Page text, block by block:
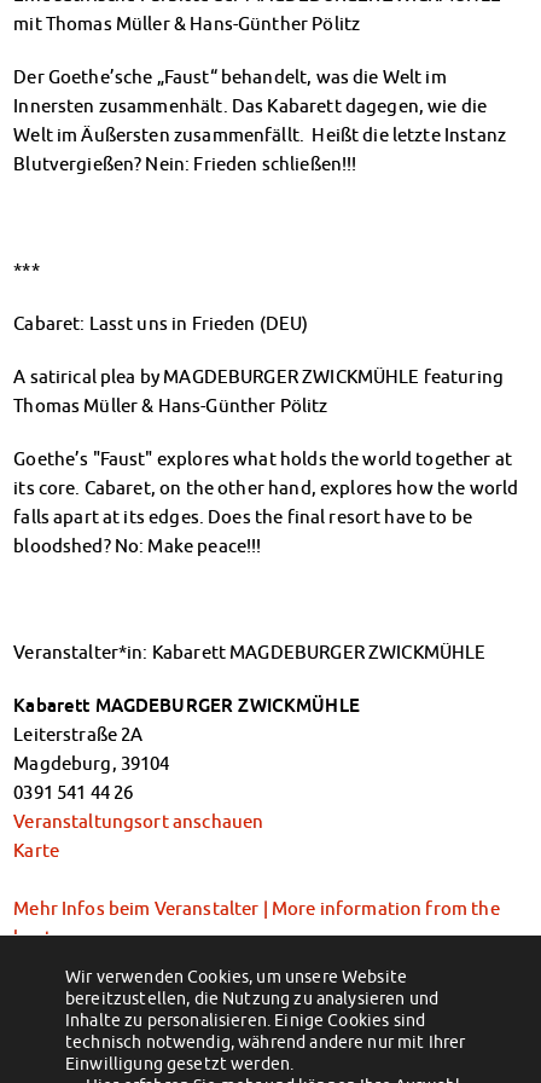
Finanzierungsberatung
PsychoSoziale Beratung
Kursangebote
Anmeldung Sonderveranstaltungen
Rechtsberatung
Kultur & Internationales
Wohnen für Internationals
IKUS und InterKultiTreff
KreativWorkshops
Magdeburger Studierendentage
AnsprechpartnerInnen
Kinderbetreuung
Randzeitenbetreuung
Nutzungsbedingungen
AnsprechpartnerInnen
Über uns
Infopoints & Beratungscenter
Beratungstermine im Überblick
Unsere Organisation
Personalrat
Dokumente
Stellenangebote
AnsprechpartnerInnen
Impressum
mit Thomas Müller & Hans-Günther Pölitz
Der Goethe’sche „Faust“ behandelt, was die Welt im
Innersten zusammenhält. Das Kabarett dagegen, wie die
Welt im Äußersten zusammenfällt. Heißt die letzte Instanz
Blutvergießen? Nein: Frieden schließen!!!
***
Cabaret: Lasst uns in Frieden (DEU)
A satirical plea by MAGDEBURGER ZWICKMÜHLE featuring
Thomas Müller & Hans-Günther Pölitz
Goethe’s "Faust" explores what holds the world together at
its core. Cabaret, on the other hand, explores how the world
falls apart at its edges. Does the final resort have to be
bloodshed? No: Make peace!!!
Veranstalter*in: Kabarett MAGDEBURGER ZWICKMÜHLE
Kabarett MAGDEBURGER ZWICKMÜHLE
Leiterstraße 2A
Magdeburg 39104
0391 541 44 26
Veranstaltungsort anschauen
Karte
Mehr Infos beim Veranstalter | More information from the
host
Eintritt: 16 €
Tickets oder Anmeldung | Tickets or registration
Wir verwenden Cookies, um unsere Website
bereitzustellen, die Nutzung zu analysieren und
Inhalte zu personalisieren. Einige Cookies sind
technisch notwendig, während andere nur mit Ihrer
Einwilligung gesetzt werden.